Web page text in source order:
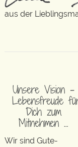
aus der
Unsere Vision –
Lebensfreude
Dich zum
Mitnehmen …
Wir sind Gute-